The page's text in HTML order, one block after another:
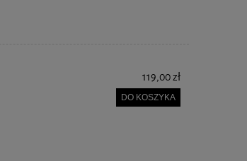
119,00 zł
DO KOSZYKA